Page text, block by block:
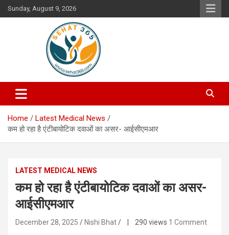
Skip
to
Sunday, August 9, 2026
Sehat365
Your's Complete Health Guide
Home
Latest Medical News
कम हो रहा है एंटीबायोटिक दवाओं का असर- आईसीएमआर
LATEST MEDICAL NEWS
कम हो रहा है एंटीबायोटिक दवाओं का असर-
आईसीएमआर
December 28, 2025 Nishi Bhat | 290 views 1 Comment